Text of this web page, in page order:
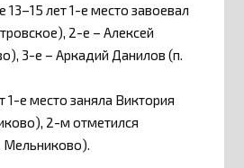
13–15 лет 1-е место завоевал
2-е – Алексей
3-е – Аркадий Данилов (п.
1-е место заняла Виктория
2-м отметился
Мельниково).